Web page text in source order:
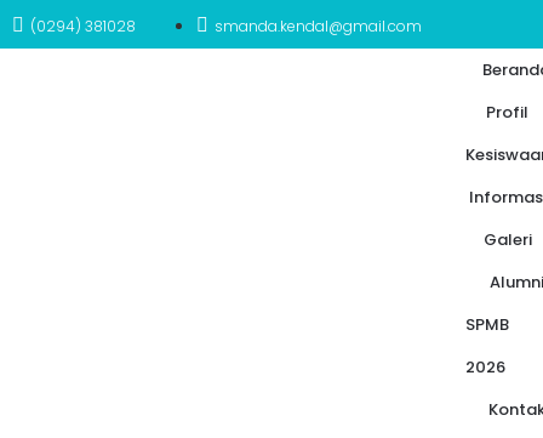
(0294) 381028 smanda.kendal@gmail.com
Profil
Galeri
Alumni
SPMB
2026